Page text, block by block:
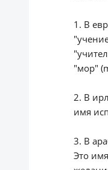
1. В
"мор"
2. В
имя
3. В
Это